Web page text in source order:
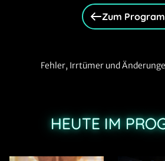
Zum
Fehler, Irrtümer und
HEUTE IM